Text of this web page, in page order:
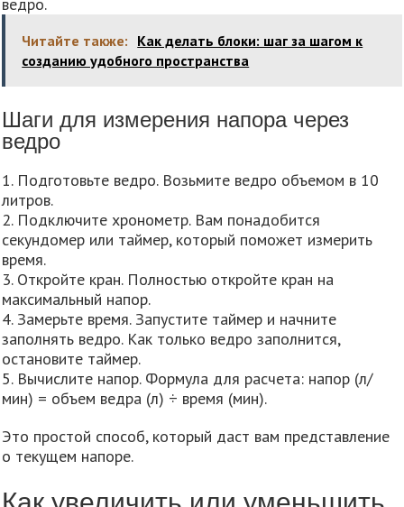
ведро.
Читайте также: Как делать блоки: шаг за шагом к
созданию удобного пространства
Шаги для измерения напора через
ведро
1. Подготовьте ведро. Возьмите ведро объемом в 10
литров.
2. Подключите хронометр. Вам понадобится
секундомер или таймер, который поможет измерить
время.
3. Откройте кран. Полностью откройте кран на
максимальный напор.
4. Замерьте время. Запустите таймер и начните
заполнять ведро. Как только ведро заполнится,
остановите таймер.
5. Вычислите напор. Формула для расчета: напор (л/
мин) = объем ведра (л) ÷ время (мин).
Это простой способ, который даст вам представление
о текущем напоре.